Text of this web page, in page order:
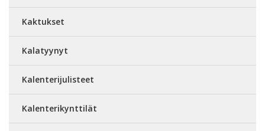
Kaktukset
Kalatyynyt
Kalenterijulisteet
Kalenterikynttilät